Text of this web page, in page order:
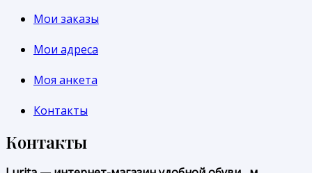
Мои заказы
Мои адреса
Моя анкета
Контакты
Контакты